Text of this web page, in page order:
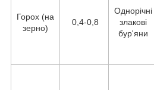
Горох (на
зерно)
0,4-0,8
Однорічні
злакові
бур'яни